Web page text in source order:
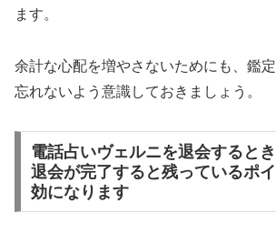
ます。
余計な心配を増やさないためにも、鑑
忘れないよう意識しておきましょう。
電話占いヴェルニを退会すると
退会が完了すると残っているポ
効になります